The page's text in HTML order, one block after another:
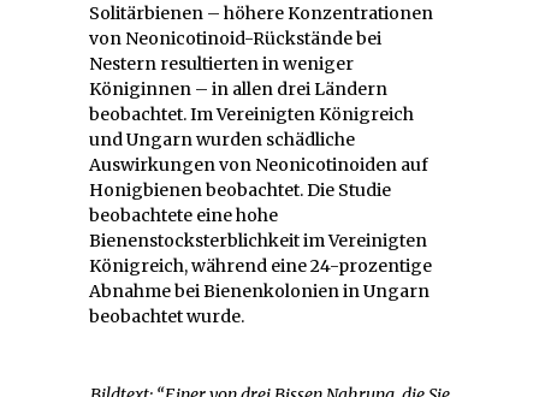
Solitärbienen – höhere Konzentrationen
von Neonicotinoid-Rückstände bei
Nestern resultierten in weniger
Königinnen – in allen drei Ländern
beobachtet. Im Vereinigten Königreich
und Ungarn wurden schädliche
Auswirkungen von Neonicotinoiden auf
Honigbienen beobachtet. Die Studie
beobachtete eine hohe
Bienenstocksterblichkeit im Vereinigten
Königreich, während eine 24-prozentige
Abnahme bei Bienenkolonien in Ungarn
beobachtet wurde.